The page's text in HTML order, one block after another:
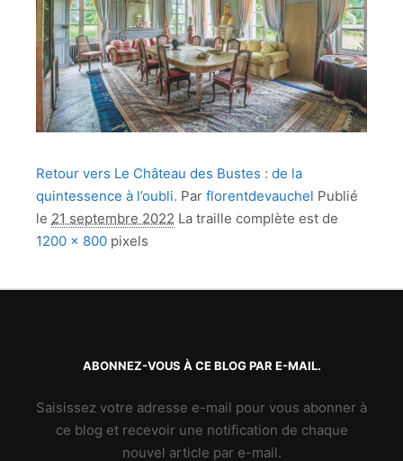
Retour vers Le Château des Bustes : de la
quintessence à l’oubli. Par florentdevauchel Publié
le 21 septembre 2022 La traille complète est de
1200 × 800 pixels
ABONNEZ-VOUS À CE BLOG PAR E-MAIL.
Saisissez votre adresse e-mail pour vous abonner à
ce blog et recevoir une notification de chaque
nouvel article par e-mail.